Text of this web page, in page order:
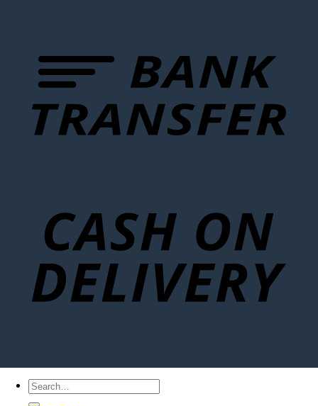
Search
for: